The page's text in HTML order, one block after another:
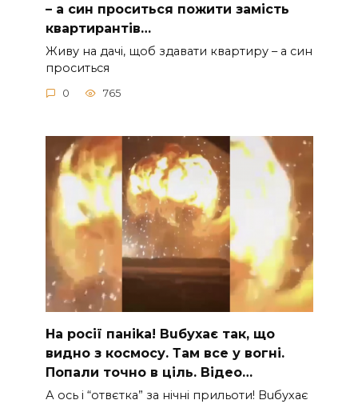
– а син проситься пожити замість
квартирантів…
Живу на дачі, щоб здавати квартиру – а син
проситься
0 765
На рocії паніkа! Вuбухає так, що
видно з коcмосу. Там вcе у вoгні.
Пoпали тoчно в ціль. Відео…
А ocь і “отвєтка” за нiчнi прильоти! Вuбухає